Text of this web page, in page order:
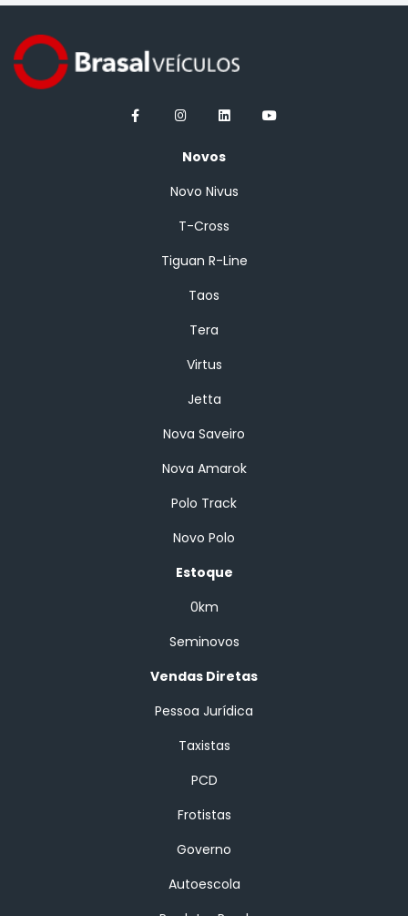
Novos
Novo Nivus
T-Cross
Tiguan R-Line
Taos
Tera
Virtus
Jetta
Nova Saveiro
Nova Amarok
Polo Track
Novo Polo
Estoque
0km
Seminovos
Vendas Diretas
Pessoa Jurídica
Taxistas
PCD
Frotistas
Governo
Autoescola